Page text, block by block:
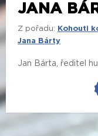
JANA
Z pořadu:
Kohouti
Jana Bárty
Jan Bárta, ředitel